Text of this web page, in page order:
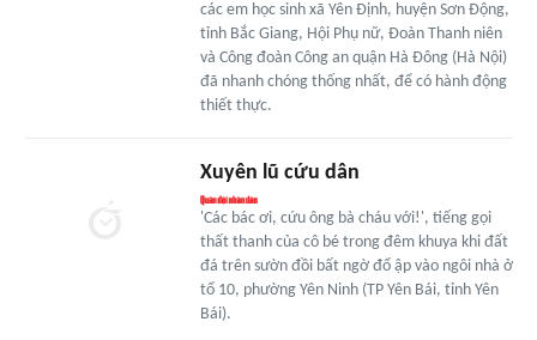
các em học sinh xã Yên Định, huyện Sơn Động,
tỉnh Bắc Giang, Hội Phụ nữ, Đoàn Thanh niên
và Công đoàn Công an quận Hà Đông (Hà Nội)
đã nhanh chóng thống nhất, để có hành động
thiết thực.
Xuyên lũ cứu dân
'Các bác ơi, cứu ông bà cháu với!', tiếng gọi
thất thanh của cô bé trong đêm khuya khi đất
đá trên sườn đồi bất ngờ đổ ập vào ngôi nhà ở
tổ 10, phường Yên Ninh (TP Yên Bái, tỉnh Yên
Bái).